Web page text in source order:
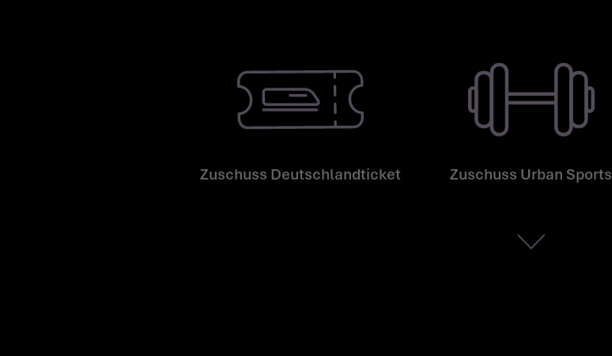
Zuschuss Deutschlandticket Zuschuss Urban Sports